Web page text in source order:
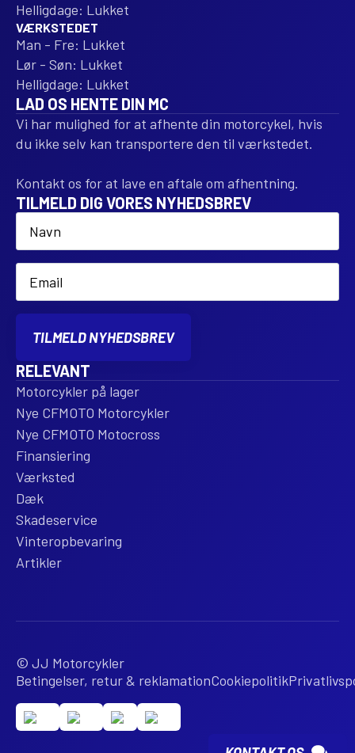
Helligdage: Lukket
VÆRKSTEDET
Man - Fre: Lukket
Lør - Søn: Lukket
Helligdage: Lukket
LAD OS HENTE DIN MC
Vi har mulighed for at afhente din motorcykel, hvis
du ikke selv kan transportere den til værkstedet.
Kontakt os for at lave en aftale om afhentning.
TILMELD DIG VORES NYHEDSBREV
Name
Email
TILMELD NYHEDSBREV
RELEVANT
Motorcykler på lager
Nye CFMOTO Motorcykler
Nye CFMOTO Motocross
Finansiering
Værksted
Dæk
Skadeservice
Vinteropbevaring
Artikler
© JJ Motorcykler
Betingelser, retur & reklamationCookiepolitik